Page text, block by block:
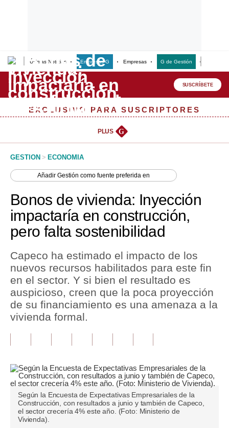
Últimas Noticias Empresas G Empresas G de Gestión
Lo último
Peru Quiosco
Management & Empleo
Perú
Política
Finanzas Personales
Inmobiliarias
Plus G
Pregunta de hoy
Blogs
Tendencias
SUSCRÍBETE
EXCLUSIVO PARA SUSCRIPTORES
PLUS G
GESTION > ECONOMIA
AñadirGestión como fuente preferida en
Bonos de vivienda: Inyección
impactaría en construcción,
pero falta sostenibilidad
Capeco ha estimado el impacto de los
nuevos recursos habilitados para este fin
en el sector. Y si bien el resultado es
auspicioso, creen que la poca proyección
de su financiamiento es una amenaza a la
vivienda formal.
Según la Encuesta de Expectativas Empresariales de la
Construcción, con resultados a junio y también de Capeco,
el sector crecería 4% este año. (Foto: Ministerio de
Vivienda).